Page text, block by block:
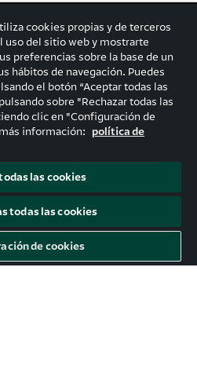
reduzcan el consumo
renovable
un máximo de 7.500
en el periodo
que se certifique una
el consumo de energía
o mejore la calificación
a una clase
de actuaciones
en paredes o falsos
de sistemas de
aerotermia.
cookies propias y de terceros
uso del sitio web y mostrarte
preferencias sobre la base de un
hábitos de navegación. Puedes
el botón “Aceptar todas las
sobre "Rechazar todas las
clic en "Configuración de
información: política de
las cookies
todas las cookies
de cookies